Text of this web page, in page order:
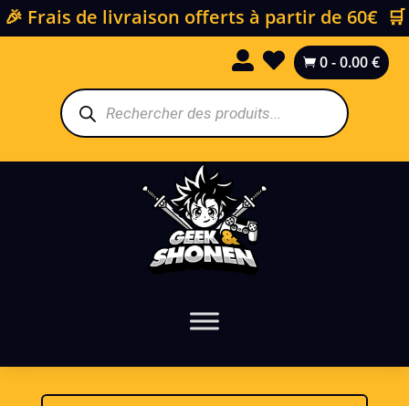
🎉 Frais de livraison offerts à partir de 60€ 🛒
   0-0.00€
Recherche
de
produits